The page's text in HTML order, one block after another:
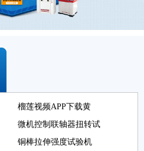
榴莲视频APP下载黄
微机控制联轴器扭转试
铜棒拉伸强度试验机